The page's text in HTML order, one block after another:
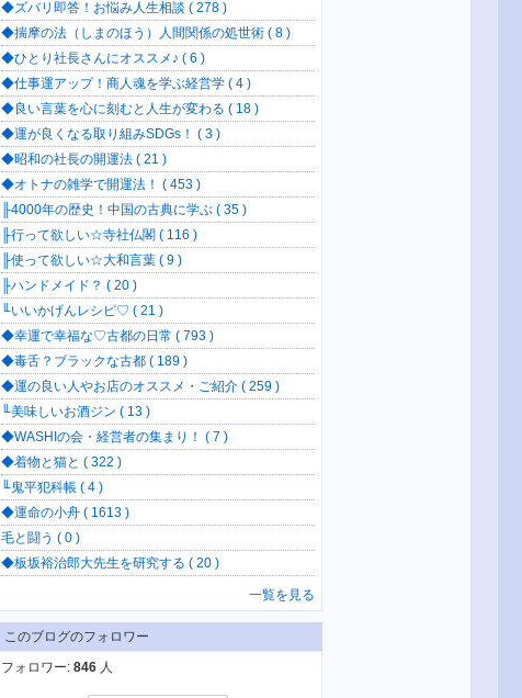
◆ズバリ即答！お悩み人生相談 ( 278 )
◆揣摩の法（しまのほう）人間関係の処世術 ( 8 )
◆ひとり社長さんにオススメ♪ ( 6 )
◆仕事運アップ！商人魂を学ぶ経営学 ( 4 )
◆良い言葉を心に刻むと人生が変わる ( 18 )
◆運が良くなる取り組みSDGs！ ( 3 )
◆昭和の社長の開運法 ( 21 )
◆オトナの雑学で開運法！ ( 453 )
╟4000年の歴史！中国の古典に学ぶ ( 35 )
╟行って欲しい☆寺社仏閣 ( 116 )
╟使って欲しい☆大和言葉 ( 9 )
╟ハンドメイド？ ( 20 )
╙いいかげんレシピ♡ ( 21 )
◆幸運で幸福な♡古都の日常 ( 793 )
◆毒舌？ブラックな古都 ( 189 )
◆運の良い人やお店のオススメ・ご紹介 ( 259 )
╙美味しいお酒ジン ( 13 )
◆WASHIの会・経営者の集まり！ ( 7 )
◆着物と猫と ( 322 )
╙鬼平犯科帳 ( 4 )
◆運命の小舟 ( 1613 )
毛と闘う ( 0 )
◆板坂裕治郎大先生を研究する ( 20 )
一覧を見る
このブログのフォロワー
フォロワー: 846 人